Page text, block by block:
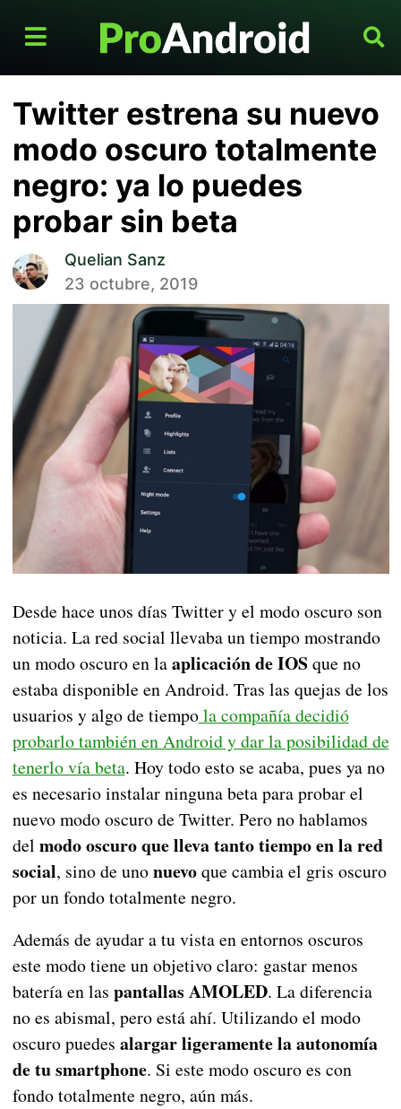
Twitter estrena su nuevo
modo oscuro totalmente
negro: ya lo puedes
probar sin beta
Quelian Sanz
23 octubre, 2019
Desde hace unos días Twitter y el modo oscuro son
noticia. La red social llevaba un tiempo mostrando
un modo oscuro en laaplicación de IOS que no
estaba disponible en Android. Tras las quejas de los
usuarios y algo de tiempola compañía decidió
probarlo también en Android y dar la posibilidad de
tenerlo vía beta. Hoy todo esto se acaba, pues ya no
es necesario instalar ninguna beta para probar el
nuevo modo oscuro de Twitter. Pero no hablamos
del modo oscuro que lleva tanto tiempo en la red
social, sino de unonuevoque cambia el gris oscuro
por un fondo totalmente negro.
Además de ayudar a tu vista en entornos oscuros
este modo tiene un objetivo claro: gastar menos
batería en las pantallas AMOLED. La diferencia
no es abismal, pero está ahí. Utilizando el modo
oscuro puedes alargar ligeramente la autonomía
de tu smartphone. Si este modo oscuro es con
fondo totalmente negro, aún más.